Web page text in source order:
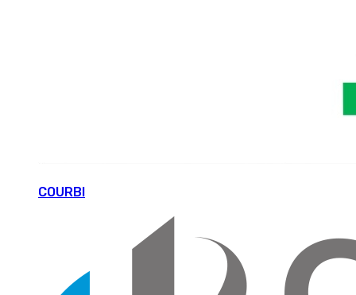
COURBI